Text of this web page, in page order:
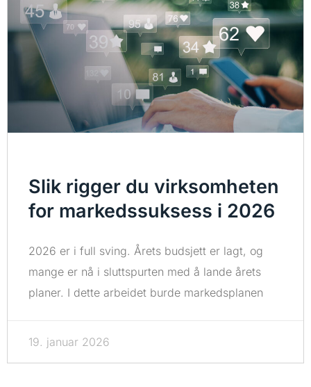
Slik rigger du virksomheten
for markedssuksess i 2026
2026 er i full sving. Årets budsjett er lagt, og
mange er nå i sluttspurten med å lande årets
planer. I dette arbeidet burde markedsplanen
19. januar 2026